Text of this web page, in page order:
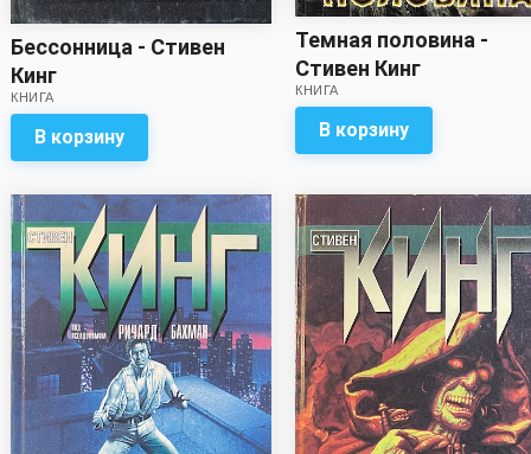
Бессонница - Стивен
Кинг
КНИГА
В корзину
Темная половина -
Стивен Кинг
КНИГА
В корзину